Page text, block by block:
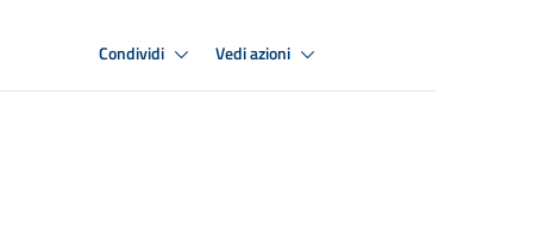
Condividi Vedi azioni